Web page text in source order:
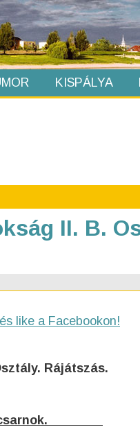
KISPÁLYA
II. B.
like a Facebookon!
Rájátszás.